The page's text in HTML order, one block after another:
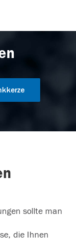
sollte man
die Ihnen